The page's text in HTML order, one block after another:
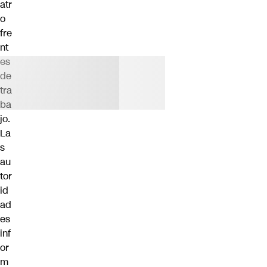
atr
o
fre
nt
es
de
tra
ba
jo.
La
s
au
tor
id
ad
es
inf
or
m